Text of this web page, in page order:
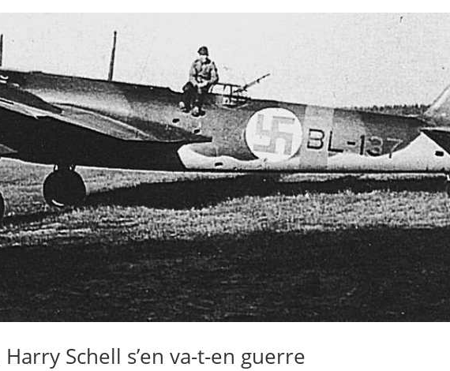
Schell s’en va-t-en guerre